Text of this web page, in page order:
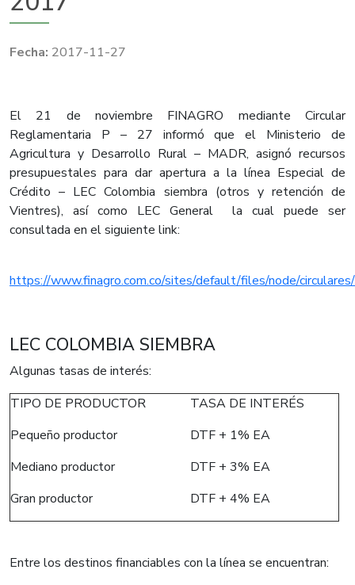
2017-11-27
El 21 de noviembre FINAGRO mediante Circular
Reglamentaria P – 27 informó que el Ministerio de
Agricultura y Desarrollo Rural – MADR, asignó recursos
presupuestales para dar apertura a la línea Especial de
Crédito – LEC Colombia siembra (otros y retención de
Vientres), así como LEC General la cual puede ser
consultada en el siguiente link:
https://www.finagro.com.co/sites/default/files/node/
LEC COLOMBIA SIEMBRA
Algunas tasas de interés:
TIPO DE PRODUCTOR
TASA DE INTERÉS
Pequeño productor
DTF + 1% EA
Mediano productor
DTF + 3% EA
Gran productor
DTF + 4% EA
Entre los destinos financiables con la línea se encuentran: